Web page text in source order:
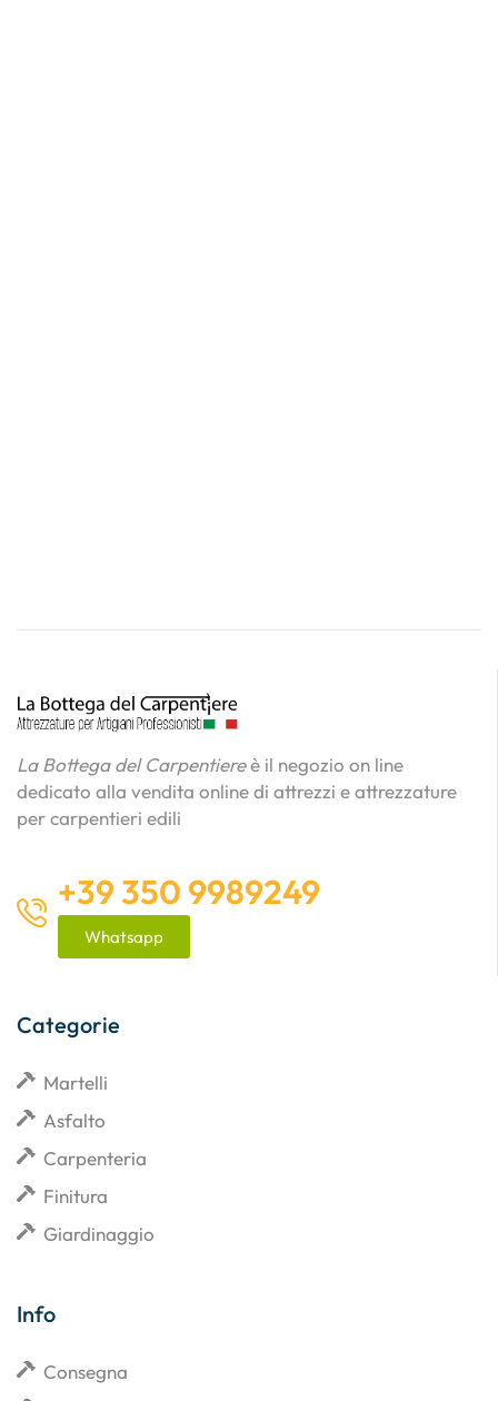
La Bottega del Carpentiereè il negozio on line
dedicato alla vendita online di attrezzi e attrezzature
per carpentieri edili
+39 350 9989249
Whatsapp
Categorie
Martelli
Asfalto
Carpenteria
Finitura
Giardinaggio
Info
Consegna